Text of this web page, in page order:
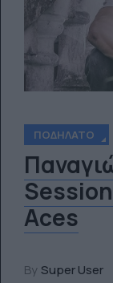
ΠΟΔΉΛΑΤΟ
Aces
By Super User